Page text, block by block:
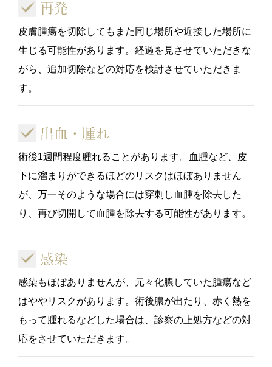
再発
皮膚腫瘍を切除してもまた同じ場所や近接した場所に
生じる可能性があります。経過を見させていただきな
がら、追加切除などの対応を検討させていただきま
す。
出血・腫れ
術後1週間程度腫れることがあります。血腫など、皮
下に溜まりができるほどのリスクはほぼありません
が、万一そのような場合には穿刺し血腫を除去した
り、再び切開して血腫を除去する可能性があります。
感染
感染もほぼありませんが、元々化膿していた腫瘍など
はややリスクがあります。術後膿が出たり、赤く熱を
もって腫れるなどした場合は、診察の上処方などの対
応をさせていただきます。